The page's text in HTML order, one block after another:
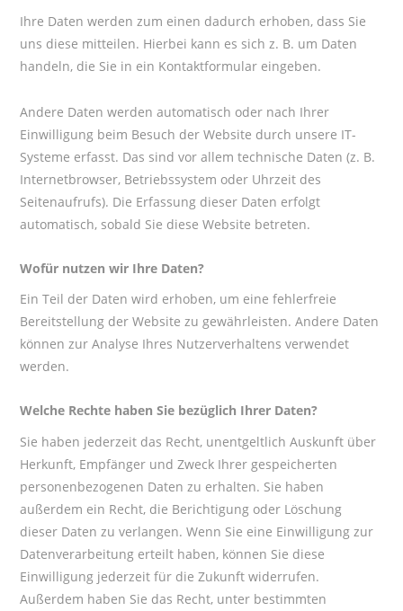
Ihre Daten werden zum einen dadurch erhoben, dass Sie
uns diese mitteilen. Hierbei kann es sich z. B. um Daten
handeln, die Sie in ein Kontaktformular eingeben.
Andere Daten werden automatisch oder nach Ihrer
Einwilligung beim Besuch der Website durch unsere IT-
Systeme erfasst. Das sind vor allem technische Daten (z. B.
Internetbrowser, Betriebssystem oder Uhrzeit des
Seitenaufrufs). Die Erfassung dieser Daten erfolgt
automatisch, sobald Sie diese Website betreten.
Wofür nutzen wir Ihre Daten?
Ein Teil der Daten wird erhoben, um eine fehlerfreie
Bereitstellung der Website zu gewährleisten. Andere Daten
können zur Analyse Ihres Nutzerverhaltens verwendet
werden.
Welche Rechte haben Sie bezüglich Ihrer Daten?
Sie haben jederzeit das Recht, unentgeltlich Auskunft über
Herkunft, Empfänger und Zweck Ihrer gespeicherten
personenbezogenen Daten zu erhalten. Sie haben
außerdem ein Recht, die Berichtigung oder Löschung
dieser Daten zu verlangen. Wenn Sie eine Einwilligung zur
Datenverarbeitung erteilt haben, können Sie diese
Einwilligung jederzeit für die Zukunft widerrufen.
Außerdem haben Sie das Recht, unter bestimmten